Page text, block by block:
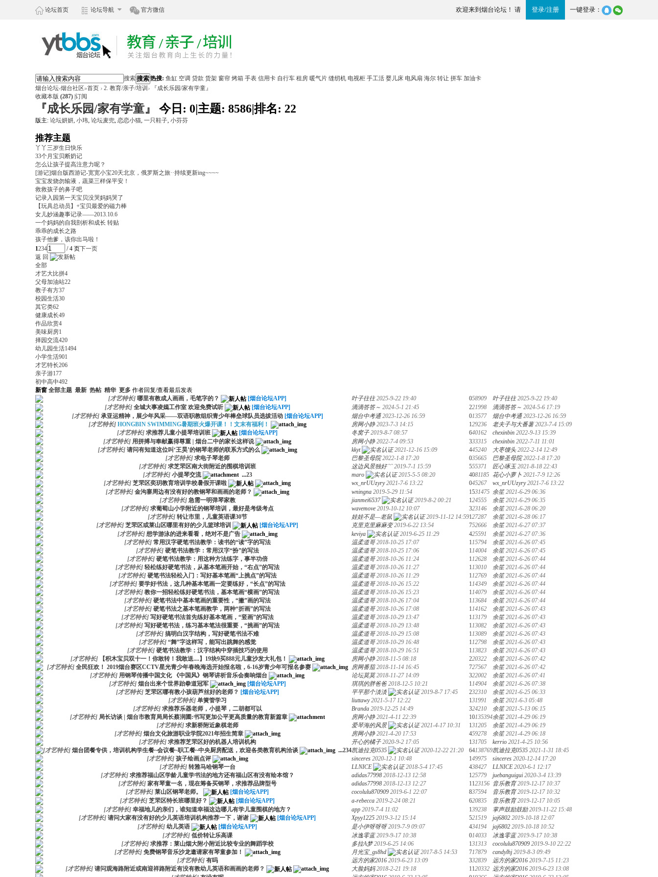
论坛首页 论坛导航 官方微信 欢迎来到烟台论坛！ 请 登录/注册 一键登录：
搜索搜索热搜: 鱼缸 空调 贷款 货架 窗帘 烤箱 手表 信用卡 自行车 租房 暖气片 缝纫机 电视柜 手工活 婴儿床 电风扇 海尔 转让 拼车 加油卡
烟台论坛-烟台社区»首页 › 2. 教育/亲子/培训 ›
『成长乐园/家有学童』
收藏本版 (287) 订阅
『成长乐园/家有学童』 今日: 0|主题: 8586|排名: 22
版主: 论坛妍妍, 小玮, 论坛麦兜, 恋恋小猫, 一只鞋子, 小芬芬
推荐主题
丫丫三岁生日快乐
33个月宝贝断奶记
怎么让孩子提高注意力呢？
[游记]烟台版西游记-宽宽小宝20天北京，俄罗斯之旅··持续更新ing~~~~
宝宝发烧勿输液，蔬菜三样保平安！
救救孩子的鼻子吧
记录入园第一天宝贝没哭妈妈哭了
【玩具总动员】+宝贝最爱的磁力棒
女儿妙涵趣事记录——2013.10.6
一个妈妈的自我剖析和成长 转贴
乖乖的成长之路
孩子他爹，该你出马啦！
1234 / 4 页下一页
返 回
全部
才艺大比拼4
父母加油站22
教子有方37
校园生活30
其它类62
健康成长49
作品欣赏4
美味厨房1
择园交流420
幼儿园生活1494
小学生活901
才艺特长206
亲子游177
初中高中492
新窗 全部主题 最新 热帖 精华 更多 作者回复/查看最后发表
[才艺特长] 哪里有教成人画画，毛笔字的？ [烟台论坛APP] 叶子往往 2025-9-22 19:40 058909 叶子往往 2025-9-22 19:40
[才艺特长] 全城大事凌嫣工作室 欢迎免费试听 [烟台论坛APP] 滴滴答答～ 2024-5-1 21:45 221998 滴滴答答～ 2024-5-6 17:19
[才艺特长] 承亚运精神，展少年风采——双语职教组织青少年棒垒球队员选拔活动 [烟台论坛APP] 烟台中考通 2023-12-26 16:59 013577 烟台中考通 2023-12-26 16:59
[才艺特长] HONGBIN SWIMMING暑期班火爆开课！！文末有福利！ 房网小静 2023-7-3 14:15 129236 老夫子与大番薯 2023-7-4 15:09
[才艺特长] 求推荐儿童小提琴培训班 [烟台论坛APP] 冬窝子 2019-8-7 08:57 640162 chexinbin 2022-9-13 15:39
[才艺特长] 用拼搏与奉献赢得尊重 | 烟台二中的家长这样说 房网小静 2022-7-4 09:53 333315 chexinbin 2022-7-11 11:01
[才艺特长] 请问有知道这位叫‘王昊’的钢琴老师的联系方式的么 kkyt 2021-12-16 15:09 445240 大枣馒头 2022-2-14 12:49
[才艺特长] 求电子琴老师 巴黎圣母院 2022-1-8 17:20 035665 巴黎圣母院 2022-1-8 17:20
[才艺特长] 求芝罘区南大街附近的围棋培训班 这边风景独好﹌ 2019-7-1 15:59 555371 匠心琢玉 2021-8-18 22:43
[才艺特长] 小提琴交流 ...23 maro 2015-5-5 08:20 4081185 花心小萝卜 2021-7-9 12:26
[才艺特长] 芝罘区奕玥教育培训学校暑假开课啦 wx_nrUUzyry 2021-7-6 13:22 045267 wx_nrUUzyry 2021-7-6 13:22
[才艺特长] 金沟寨周边有没有好的教钢琴和画画的老师？ wningna 2019-5-29 11:54 1531475 余笙 2021-6-29 06:36
[才艺特长] 急需一明弹琴家教 jianmei6537 2019-8-2 00:21 124555 余笙 2021-6-29 06:35
[才艺特长] 求葡萄山小学附近的钢琴培训，最好是考级考点 wavemove 2019-10-12 10:07 323146 余笙 2021-6-28 06:20
[才艺特长] 转让市里，儿童英语课30节 娃娃不是—老鼠 2019-11-12 14:59127287 余笙 2021-6-28 06:17
[才艺特长] 芝罘区或莱山区哪里有好的少儿篮球培训 [烟台论坛APP] 克里克里麻麻变 2019-6-22 13:54 752666 余笙 2021-6-27 07:37
[才艺特长] 想学游泳的进来看看，绝对不是广告 keviya 2019-6-25 11:29 425591 余笙 2021-6-27 07:36
[才艺特长] 常用汉字硬笔书法教学：读书的“读”字的写法 温柔道哥 2018-10-25 17:07 115794 余笙 2021-6-26 07:45
[才艺特长] 硬笔书法教学：常用汉字“扮”的写法 温柔道哥 2018-10-25 17:06 114004 余笙 2021-6-26 07:45
[才艺特长] 硬笔书法教学：用这种方法练字，事半功倍 温柔道哥 2018-10-26 11:24 112628 余笙 2021-6-26 07:44
[才艺特长] 轻松练好硬笔书法，从基本笔画开始，“右点”的写法 温柔道哥 2018-10-26 11:27 113010 余笙 2021-6-26 07:44
[才艺特长] 硬笔书法轻松入门：写好基本笔画“上挑点”的写法 温柔道哥 2018-10-26 11:29 112769 余笙 2021-6-26 07:44
[才艺特长] 要学好书法，这几种基本笔画一定要练好，“长点”的写法 温柔道哥 2018-10-26 15:22 114349 余笙 2021-6-26 07:44
[才艺特长] 教你一招轻松练好硬笔书法，基本笔画“横画”的写法 温柔道哥 2018-10-26 15:23 114079 余笙 2021-6-26 07:44
[才艺特长] 硬笔书法中基本笔画的重要性，“撇”画的写法 温柔道哥 2018-10-26 17:04 113684 余笙 2021-6-26 07:44
[才艺特长] 硬笔书法之基本笔画教学，两种“折画”的写法 温柔道哥 2018-10-26 17:08 114162 余笙 2021-6-26 07:43
[才艺特长] 写好硬笔书法首先练好基本笔画，“竖画”的写法 温柔道哥 2018-10-29 13:47 113179 余笙 2021-6-26 07:43
[才艺特长] 写好硬笔书法，练习基本笔法很重要，“挑画”的写法 温柔道哥 2018-10-29 13:48 113082 余笙 2021-6-26 07:43
[才艺特长] 搞明白汉字结构，写好硬笔书法不难 温柔道哥 2018-10-29 15:08 113089 余笙 2021-6-26 07:43
[才艺特长] “舞”字这样写，能写出跳舞的感觉 温柔道哥 2018-10-29 16:48 112798 余笙 2021-6-26 07:43
[才艺特长] 硬笔书法教学：汉字结构中穿插技巧的使用 温柔道哥 2018-10-29 16:51 113823 余笙 2021-6-26 07:43
[才艺特长] 【积木宝贝双十一！你敢转！我敢送....】19块9买888元儿童沙发大礼包！ 房网小静 2018-11-5 08:18 220322 余笙 2021-6-26 07:42
[才艺特长] 全民狂欢！ 2019烟台赛区CCTV星光青少年春晚海选开始报名啦，6-16岁青少年可报名参赛 房网番茄 2018-11-14 16:45 727567 余笙 2021-6-26 07:42
[才艺特长] 用钢琴传播中国文化 《中国风》钢琴讲析音乐会奏响烟台 论坛莫莫 2018-11-27 14:09 322002 余笙 2021-6-26 07:41
[才艺特长] 烟台出来个世界跆拳道冠军 [烟台论坛APP] 琪琪的胖爸爸 2018-12-5 10:21 114904 余笙 2021-6-26 07:38
[才艺特长] 芝罘区哪有教小孩葫芦丝好的老师？ [烟台论坛APP] 平平那个淡淡 2019-8-7 17:45 232310 余笙 2021-6-25 06:33
[才艺特长] 单簧管学习 liuttawy 2021-5-17 12:22 131991 余笙 2021-6-3 05:48
[才艺特长] 求推荐乐器老师，小提琴，二胡都可以 Branda 2019-12-25 14:49 324210 余笙 2021-5-13 06:15
[才艺特长] 局长访谈 | 烟台市教育局局长蔡润圃:书写更加公平更高质量的教育新篇章 房网小静 2021-4-11 22:39 10135394余笙 2021-4-29 06:19
[才艺特长] 求新桥附近象棋老师 爱琴海的风景 2021-4-17 10:31 131205 余笙 2021-4-29 06:19
[才艺特长] 烟台文化旅游职业学院2021年招生简章 房网小静 2021-4-20 17:53 459278 余笙 2021-4-29 06:18
[才艺特长] 求推荐芝罘区好的机器人培训机构 开心的橘子 2020-9-2 17:05 131705 kerrio 2021-4-25 10:56
[才艺特长] 烟台团餐专供，培训机构学生餐~会议餐~职工餐~中央厨房配送，欢迎各类教育机构洽谈 ...234凯迪拉克0535 2020-12-22 21:20 64138769凯迪拉克0535 2021-1-31 18:45
[才艺特长] 孩子绘画点评 sinceres 2020-12-1 10:48 149975 sinceres 2020-12-14 17:20
[才艺特长] 转雅马哈钢琴一台 LLNICE 2018-5-4 17:45 438427 LLNICE 2020-6-1 12:17
[才艺特长] 求推荐福山区学龄儿童学书法的地方还有福山区有没有绘本馆？ adidas77998 2018-12-13 12:58 125779 juebanguigui 2020-3-4 13:39
[才艺特长] 家有琴童一名，现在筹备买钢琴，求推荐品牌型号 adidas77998 2018-12-13 12:27 1123156 音乐教育 2019-12-17 10:37
[才艺特长] 莱山区钢琴老师。 [烟台论坛APP] cocolulu870909 2019-6-1 22:07 837594 音乐教育 2019-12-17 10:32
[才艺特长] 芝罘区特长班哪里好？ [烟台论坛APP] a-rebecca 2019-2-24 08:21 620835 音乐教育 2019-12-17 10:05
[才艺特长] 幸福地儿的亲们，谁知道幸福这边哪儿有学儿童围棋的地方？ app 2019-7-4 11:02 139238 掌声鼓励鼓励 2019-11-22 15:48
[才艺特长] 请问大家有没有好的少儿英语培训机构推荐一下，谢谢 [烟台论坛APP] Xpyy1225 2019-3-12 15:14 521519 jaj6802 2019-10-18 12:07
[才艺特长] 幼儿英语 [烟台论坛APP] 是小伊呀呀呀 2019-7-9 09:07 434194 jaj6802 2019-10-18 10:52
[才艺特长] 低价转让乐高课 冰逸零蓝 2019-9-17 10:38 014033 冰逸零蓝 2019-9-17 10:38
[才艺特长] 求推荐：莱山烟大附小附近比较专业的舞蹈学校 多拉A梦 2019-6-25 14:06 131313 cocolulu870909 2019-9-10 22:22
[才艺特长] 免费钢琴音乐沙龙邀请家有琴童参加！ 月光宝_gs8hd 2017-8-5 14:53 717879 candylhj 2019-8-3 09:49
[才艺特长] 有吗 远方的家2016 2019-6-23 13:09 332839 远方的家2016 2019-7-15 11:23
[才艺特长] 请问观海路附近或南迎祥路附近有没有教幼儿英语和画画的老师？ 大脸妈妈 2018-2-21 19:18 1120332 远方的家2016 2019-6-23 13:08